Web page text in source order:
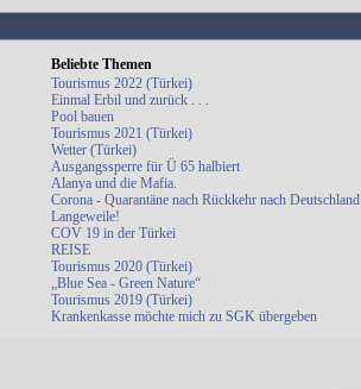
Beliebte Themen
Tourismus 2022 (Türkei)
Einmal Erbil und zurück . . .
Pool bauen
Tourismus 2021 (Türkei)
Wetter (Türkei)
Ausgangssperre für Ü 65 halbiert
Alanya und die Mafia.
Corona - Quarantäne nach Rückkehr nach Deutschland
Langeweile!
COV 19 in der Türkei
REISE
Tourismus 2020 (Türkei)
„Blue Sea - Green Nature“
Tourismus 2019 (Türkei)
Krankenkasse möchte mich zu SGK übergeben